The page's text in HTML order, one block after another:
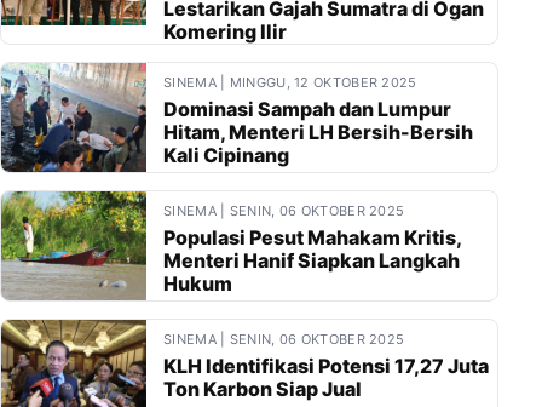
Lestarikan Gajah Sumatra di Ogan
Komering Ilir
SINEMA | MINGGU, 12 OKTOBER 2025
Dominasi Sampah dan Lumpur
Hitam, Menteri LH Bersih-Bersih
Kali Cipinang
SINEMA | SENIN, 06 OKTOBER 2025
Populasi Pesut Mahakam Kritis,
Menteri Hanif Siapkan Langkah
Hukum
SINEMA | SENIN, 06 OKTOBER 2025
KLH Identifikasi Potensi 17,27 Juta
Ton Karbon Siap Jual